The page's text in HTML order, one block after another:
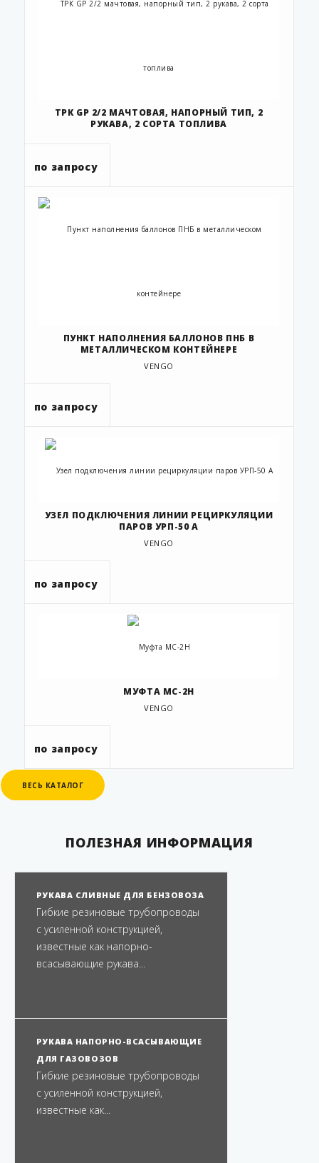
ТРК GP 2/2 МАЧТОВАЯ, НАПОРНЫЙ ТИП, 2
РУКАВА, 2 СОРТА ТОПЛИВА
по запросу
ПУНКТ НАПОЛНЕНИЯ БАЛЛОНОВ ПНБ В
МЕТАЛЛИЧЕСКОМ КОНТЕЙНЕРЕ
VENGO
по запросу
УЗЕЛ ПОДКЛЮЧЕНИЯ ЛИНИИ РЕЦИРКУЛЯЦИИ
ПАРОВ УРП-50 А
VENGO
по запросу
МУФТА МС-2Н
VENGO
по запросу
ВЕСЬ КАТАЛОГ
ВЕСЬ КАТАЛОГ
ПОЛЕЗНАЯ ИНФОРМАЦИЯ
РУКАВА СЛИВНЫЕ ДЛЯ БЕНЗОВОЗА
Гибкие резиновые трубопроводы
с усиленной конструкцией,
известные как напорно-
всасывающие рукава...
РУКАВА НАПОРНО-ВСАСЫВАЮЩИЕ
ДЛЯ ГАЗОВОЗОВ
Гибкие резиновые трубопроводы
с усиленной конструкцией,
известные как...